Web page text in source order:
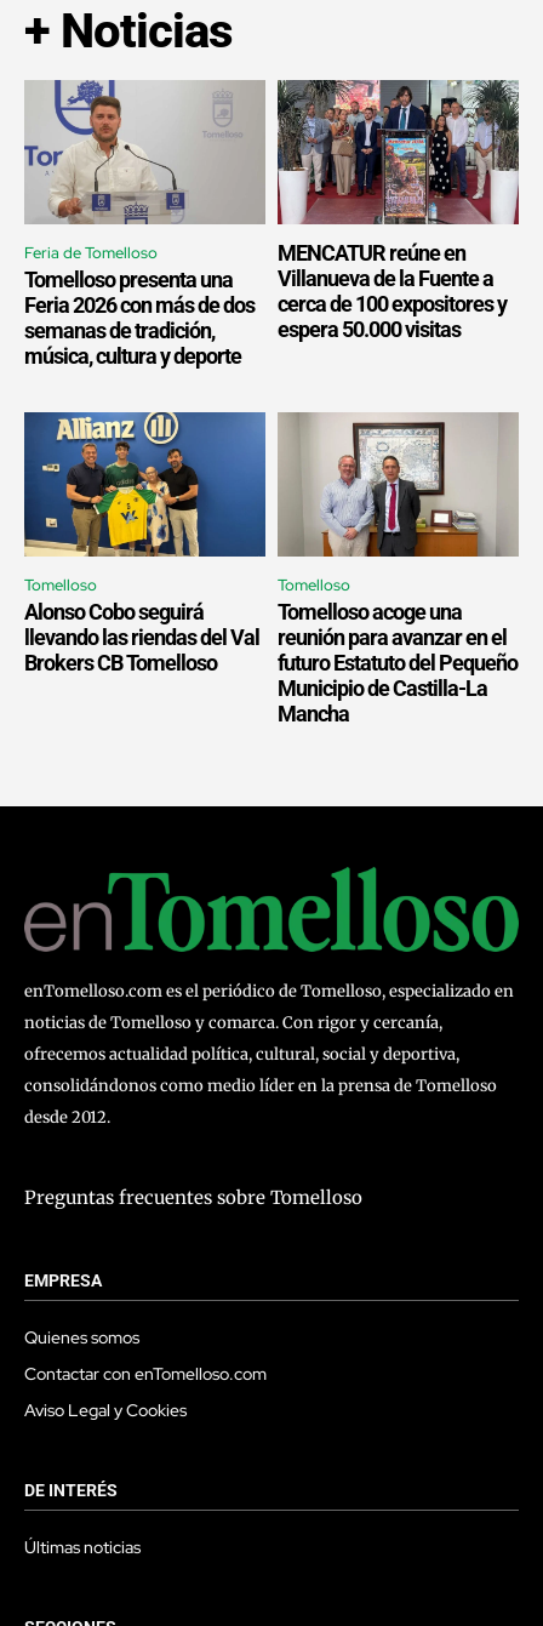
+ Noticias
Feria de Tomelloso
Tomelloso presenta una
Feria 2026 con más de dos
semanas de tradición,
música, cultura y deporte
MENCATUR reúne en
Villanueva de la Fuente a
cerca de 100 expositores y
espera 50.000 visitas
Tomelloso
Alonso Cobo seguirá
llevando las riendas del Val
Brokers CB Tomelloso
Tomelloso
Tomelloso acoge una
reunión para avanzar en el
futuro Estatuto del Pequeño
Municipio de Castilla-La
Mancha
enTomelloso.com es el periódico de Tomelloso, especializado en
noticias de Tomelloso y comarca. Con rigor y cercanía,
ofrecemos actualidad política, cultural, social y deportiva,
consolidándonos como medio líder en la prensa de Tomelloso
desde 2012.
Preguntas frecuentes sobre Tomelloso
EMPRESA
Quienes somos
Contactar con enTomelloso.com
Aviso Legal y Cookies
DE INTERÉS
Últimas noticias